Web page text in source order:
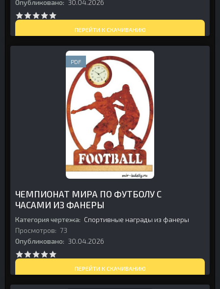
Опубликовано: 30.04.2026
ПЕРЕЙТИ К СКАЧИВАНИЮ
PDF
ЧЕМПИОНАТ МИРА ПО ФУТБОЛУ С
ЧАСАМИ ИЗ ФАНЕРЫ
Категория чертежа: Спортивные награды из фанеры
Просмотров: 73
Опубликовано: 30.04.2026
ПЕРЕЙТИ К СКАЧИВАНИЮ